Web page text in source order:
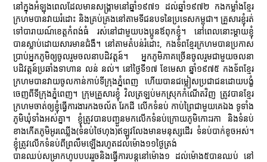
នៅក្នុងអំឡុងពេលដែលមានសង្រ្គាមនៅឆ្នាំ១៩៧១ ដល់ឆ្នាំ១៩៧២ កងកម្លាំងខ្មែរ
ក្រហមបានវាយរំដោះ និងគ្រប់គ្រងនៅតាមទីជនបទនៃប្រទេសកម្ពុជា។ គ្រួសារខ្ញុំរត់
ទៅបារាយណ៍ខេត្តកំពង់ធំ រស់នៅជាមួយបងប្អូនឪពុកខ្ញុំ។ នៅពេលនោះម្ដាយខ្ញុំ
បានស្លាប់ដោយសារមានជំងឺ។ នៅតាមតំបន់រំដោះ, កងទ័ពខ្មែរក្រហមបានប្រកាស
ប្រាប់អ្នកភូមិឲ្យចូលរួមចលនាបដិវត្តន៍។ អ្នកភូមិភាគច្រើនចូលរួមជាមួយចលនា
បដិវត្តន៍ប្រឆាំងទាហាន លន់ នល់។ នៅថ្ងៃទី១៧ ខែមេសា ឆ្នាំ១៩៧៥ កងទ័ពខ្មែរ
ក្រហមបានវាយចូលកាន់កាប់ទីក្រុងភ្នំពេញ ហើយបានជម្លៀសប្រជាជនដោយបង្ខំ
ចេញពីទីក្រុងភ្នំពេញ។ ក្រុមគ្រួសារខ្ញុំ វិលត្រឡប់មកស្រុកកំណើតវិញ ត្រូវបានខ្មែរ
ក្រហមចាត់ឲ្យខ្ញុំធ្វើការងារកងចល័ត រែកដី លើកទំនប់ កាប់ព្រៃជាមួយគេឯង ទូទាំង
ភូមិឃុំទាំងអស់គ្នា។ ខ្ញុំត្រូវបានបញ្ជួនមកលើកទំនប់ក្រោយភូមិកោះរកា និងទំនប់
ខាងកើតភូមិអូរឈ្លើង(ទំនប់ថៃហុង)ឥឡូវលែងមានមនុស្សដើរ ទំនប់បាក់ខូចអស់។
ខ្ញុំត្រូវលើកទំនប់ពីព្រលឹមឡើងរហូតដល់ម៉ោង១១ថ្ងៃត្រង់
បានឈប់សម្រាកហូបបបររួចនិងធ្វើការបន្តនៅម៉ោង១ ដល់ម៉ោង៥បានឈប់ នៅ